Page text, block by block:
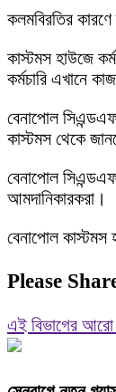
কলমবিরতির
কাস্টমস হাউজে
কর্মচারি এখানে
বেনাপোল
কাস্টমস থেকে
বেনাপোল
আমদানিকারকরা।
বেনাপোল কাস্টমস
Please
এই বিভাগের আরো